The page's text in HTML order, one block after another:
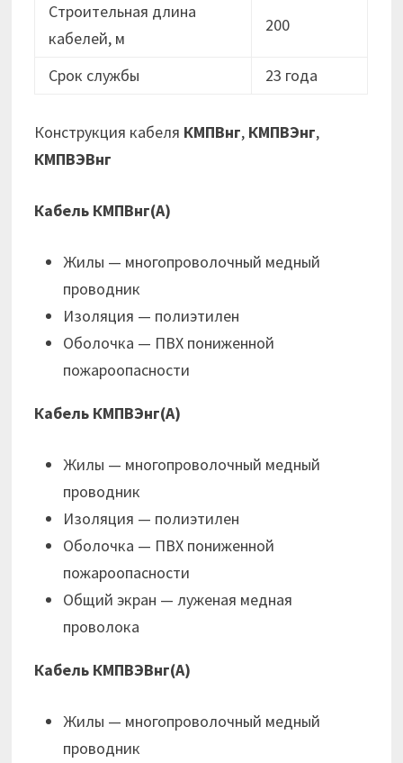
Строительная длина
кабелей, м
200
Срок службы 23 года
Конструкция кабеля КМПВнг, КМПВЭнг,
КМПВЭВнг
Кабель КМПВнг(А)
Жилы — многопроволочный медный
проводник
Изоляция — полиэтилен
Оболочка — ПВХ пониженной
пожароопасности
Кабель КМПВЭнг(А)
Жилы — многопроволочный медный
проводник
Изоляция — полиэтилен
Оболочка — ПВХ пониженной
пожароопасности
Общий экран — луженая медная
проволока
Кабель КМПВЭВнг(А)
Жилы — многопроволочный медный
проводник